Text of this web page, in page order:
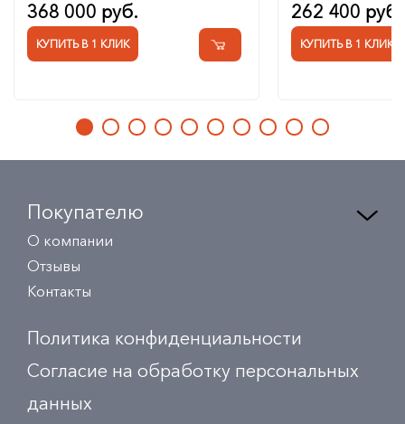
368 000 руб.
КУПИТЬ В 1 КЛИК
262 400 руб.
КУПИТЬ В 1 КЛИК
Покупателю
О компании
Отзывы
Контакты
Политика конфиденциальности
Согласие на обработку персональных
данных